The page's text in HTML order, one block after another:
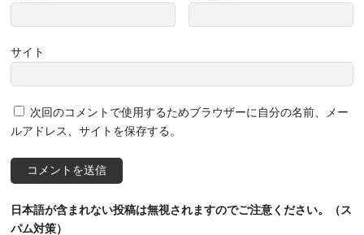
サイト
次回のコメントで使用するためブラウザーに自分の名前、メー
ルアドレス、サイトを保存する。
日本語が含まれない投稿は無視されますのでご注意ください。（ス
パム対策）